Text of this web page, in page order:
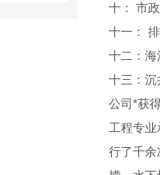
十： 市
十一：
十二：海
十三：沉
公司*获
工程专
行了千余